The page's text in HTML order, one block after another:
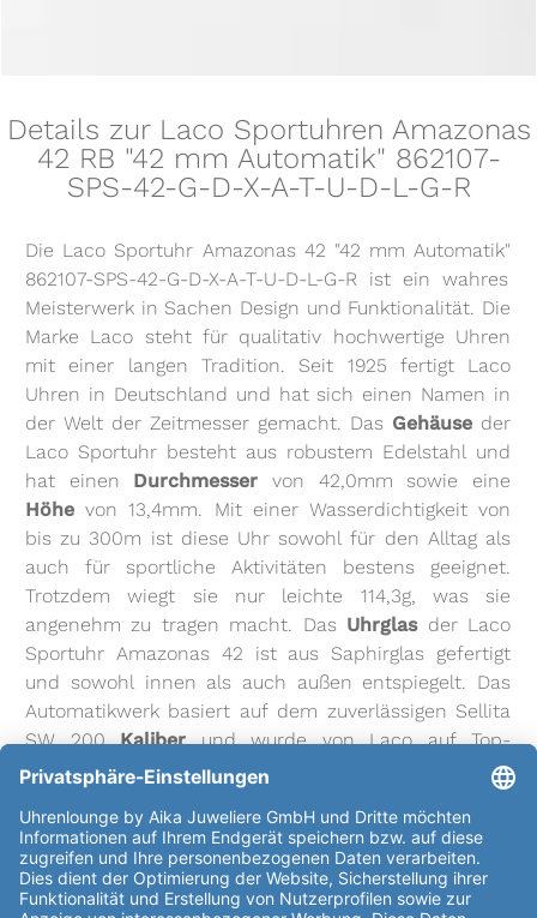
Details zur Laco Sportuhren Amazonas
42 RB "42 mm Automatik" 862107-
SPS-42-G-D-X-A-T-U-D-L-G-R
Die Laco Sportuhr Amazonas 42 "42 mm Automatik"
862107-SPS-42-G-D-X-A-T-U-D-L-G-R ist ein wahres
Meisterwerk in Sachen Design und Funktionalität. Die
Marke Laco steht für qualitativ hochwertige Uhren
mit einer langen Tradition. Seit 1925 fertigt Laco
Uhren in Deutschland und hat sich einen Namen in
der Welt der Zeitmesser gemacht. Das Gehäuse der
Laco Sportuhr besteht aus robustem Edelstahl und
hat einen Durchmesser von 42,0mm sowie eine
Höhe von 13,4mm. Mit einer Wasserdichtigkeit von
bis zu 300m ist diese Uhr sowohl für den Alltag als
auch für sportliche Aktivitäten bestens geeignet.
Trotzdem wiegt sie nur leichte 114,3g, was sie
angenehm zu tragen macht. Das Uhrglasder Laco
Sportuhr Amazonas 42 ist aus Saphirglas gefertigt
und sowohl innen als auch außen entspiegelt. Das
Automatikwerk basiert auf dem zuverlässigen Sellita
SW 200Kaliberund wurde von Laco auf Top-
Qualitätsniveau gebracht. Das
ist schwarz
während die Indizes grün sind, was einen schönen
Kontrast ergibt. DasArmbandder Uhr ist aus
Edelstahl gefertigt und in einem eleganten Grün
gehalten. Die Länge desArmbandes beträgt 50,5mm